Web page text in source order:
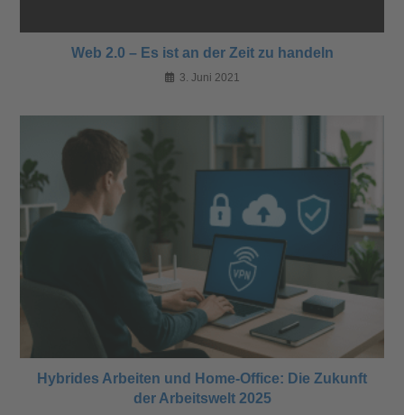
Web 2.0 – Es ist an der Zeit zu handeln
3. Juni 2021
Hybrides Arbeiten und Home-Office: Die Zukunft
der Arbeitswelt 2025